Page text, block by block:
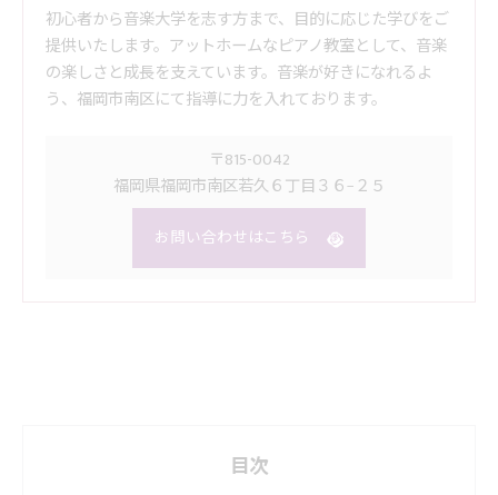
初心者から音楽大学を志す方まで、目的に応じた学びをご
提供いたします。アットホームなピアノ教室として、音楽
の楽しさと成長を支えています。音楽が好きになれるよ
う、福岡市南区にて指導に力を入れております。
〒815-0042
福岡県福岡市南区若久６丁目３６−２５
お問い合わせはこちら
目次